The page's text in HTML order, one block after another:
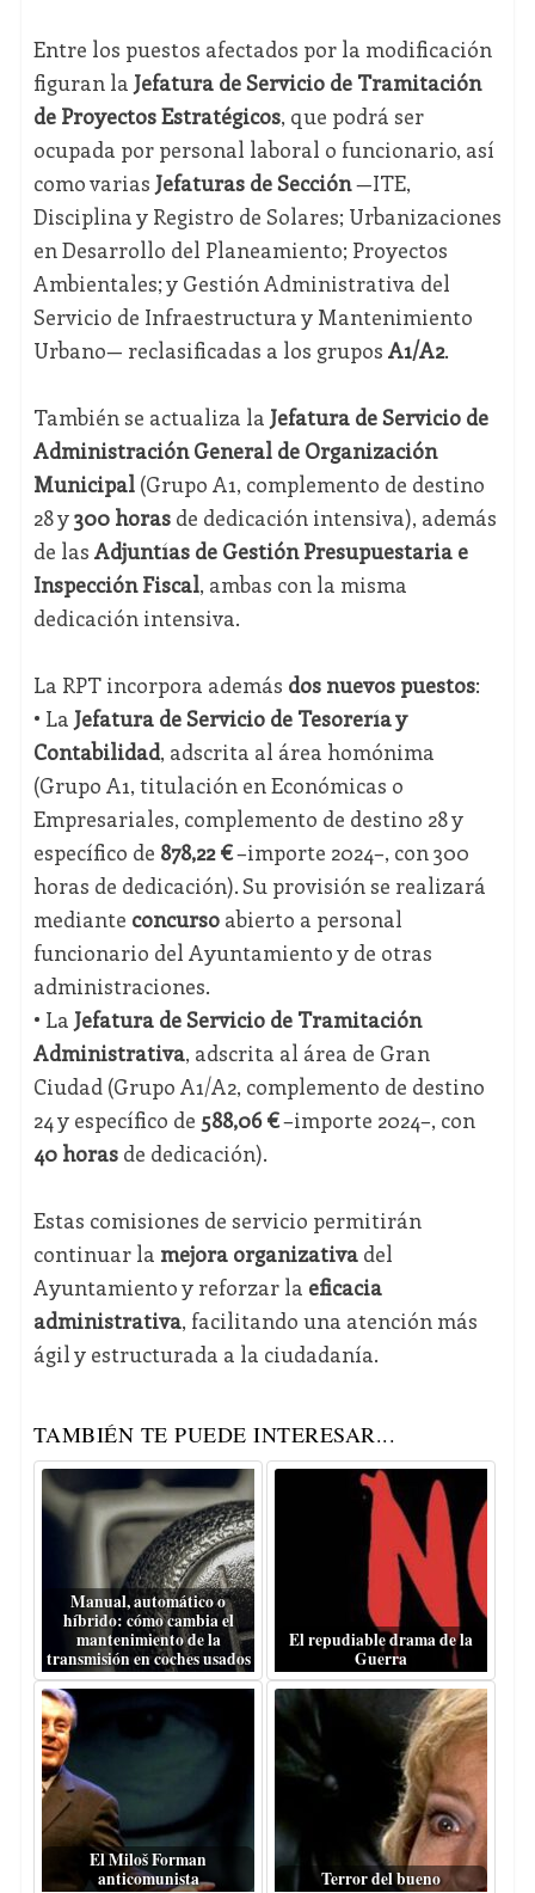
Entre los puestos afectados por la modificación
figuran la Jefatura de Servicio de Tramitación
de Proyectos Estratégicos, que podrá ser
ocupada por personal laboral o funcionario, así
como varias Jefaturas de Sección—ITE,
Disciplina y Registro de Solares; Urbanizaciones
en Desarrollo del Planeamiento; Proyectos
Ambientales; y Gestión Administrativa del
Servicio de Infraestructura y Mantenimiento
Urbano— reclasificadas a los grupos A1/A2.
También se actualiza la Jefatura de Servicio de
Administración General de Organización
Municipal(Grupo A1, complemento de destino
28 y300 horasde dedicación intensiva), además
de las Adjuntías de Gestión Presupuestaria e
Inspección Fiscal, ambas con la misma
dedicación intensiva.
La RPT incorpora además dos nuevos puestos:
• La Jefatura de Servicio de Tesorería y
Contabilidad, adscrita al área homónima
(Grupo A1, titulación en Económicas o
Empresariales, complemento de destino 28 y
específico de 878,22 €–importe 2024–, con 300
horas de dedicación). Su provisión se realizará
mediante concursoabierto a personal
funcionario del Ayuntamiento y de otras
administraciones.
• La Jefatura de Servicio de Tramitación
Administrativa, adscrita al área de Gran
Ciudad (Grupo A1/A2, complemento de destino
24 y específico de 588,06 €–importe 2024–, con
40 horasde dedicación).
Estas comisiones de servicio permitirán
continuar la mejora organizativadel
Ayuntamiento y reforzar la eficacia
administrativa, facilitando una atención más
ágil y estructurada a la ciudadanía.
TAMBIÉN TE PUEDE INTERESAR...
Manual, automático o
híbrido: cómo cambia el
mantenimiento de la
transmisión en coches usados
El repudiable drama de la
Guerra
El Miloš Forman
anticomunista
Terror del bueno